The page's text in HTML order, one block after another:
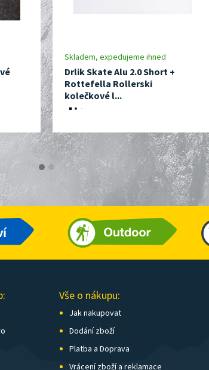
Skladem, expedujeme ihned
Drlik Skate Alu 2.0 Short +
Rottefella Rollerski
kolečkové l...
Vše o nákupu:
Jak nakupovat
Dodání zboží
Platba a Doprava
Vrácení zboží a reklamace